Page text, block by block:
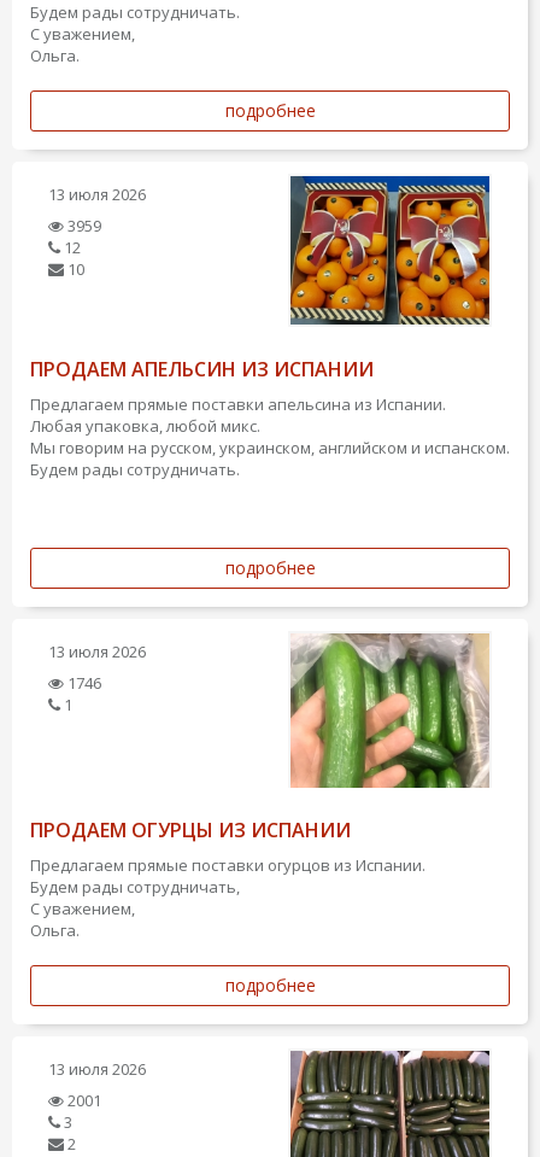
Будем рады сотрудничать.
С уважением,
Ольга.
подробнее
13 июля 2026
3959
12
10
ПРОДАЕМ АПЕЛЬСИН ИЗ ИСПАНИИ
Предлагаем прямые поставки апельсина из Испании.
Любая упаковка, любой микс.
Мы говорим на русском, украинском, английском и испанском.
Будем рады сотрудничать.
подробнее
13 июля 2026
1746
1
ПРОДАЕМ ОГУРЦЫ ИЗ ИСПАНИИ
Предлагаем прямые поставки огурцов из Испании.
Будем рады сотрудничать,
С уважением,
Ольга.
подробнее
13 июля 2026
2001
3
2